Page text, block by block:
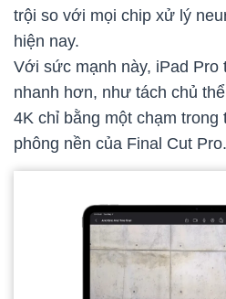
trội so với mọi chip xử lý
hiện nay.
Với sức mạnh này, iPad Pro
nhanh hơn, như tách chủ
4K chỉ bằng một chạm trong
phông nền của Final Cut Pro.